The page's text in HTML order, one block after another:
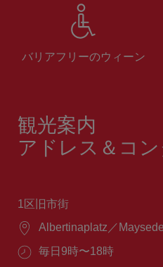
バリアフリーのウィーン
観光案内
アドレス＆コン
1区旧市街
場
Albertinaplatz／
営
毎日9時〜18時